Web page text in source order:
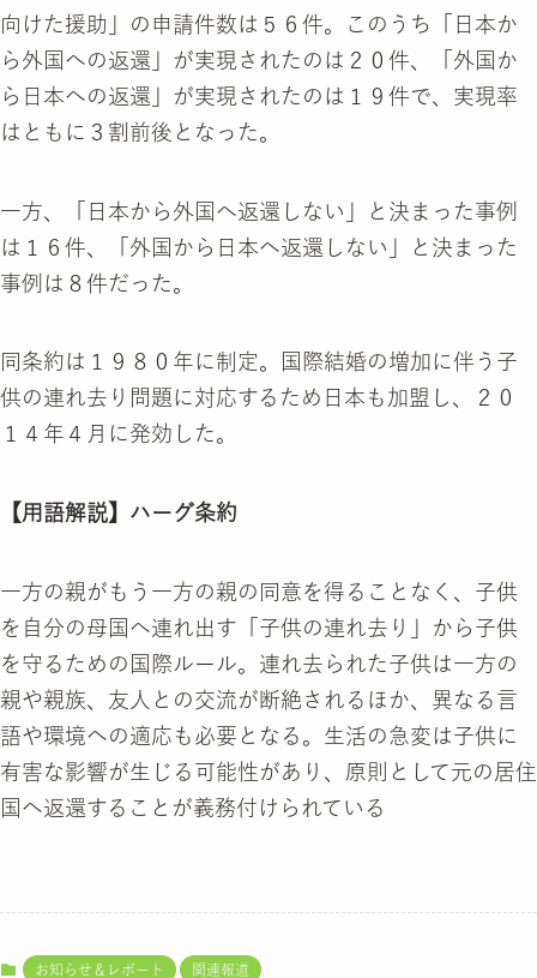
向けた援助」の申請件数は５６件。このうち「日本か
ら外国への返還」が実現されたのは２０件、「外国か
ら日本への返還」が実現されたのは１９件で、実現率
はともに３割前後となった。
一方、「日本から外国へ返還しない」と決まった事例
は１６件、「外国から日本へ返還しない」と決まった
事例は８件だった。
同条約は１９８０年に制定。国際結婚の増加に伴う子
供の連れ去り問題に対応するため日本も加盟し、２０
１４年４月に発効した。
【用語解説】ハーグ条約
一方の親がもう一方の親の同意を得ることなく、子供
を自分の母国へ連れ出す「子供の連れ去り」から子供
を守るための国際ルール。連れ去られた子供は一方の
親や親族、友人との交流が断絶されるほか、異なる言
語や環境への適応も必要となる。生活の急変は子供に
有害な影響が生じる可能性があり、原則として元の居住
国へ返還することが義務付けられている
お知らせ＆レポート 関連報道